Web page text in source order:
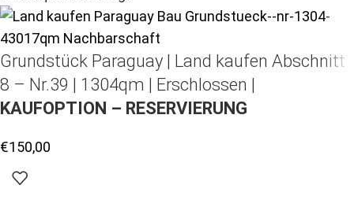
Grundstück Paraguay | Land kaufen Abschnitt
8 – Nr.39 | 1304qm | Erschlossen |
KAUFOPTION – RESERVIERUNG
€150,00